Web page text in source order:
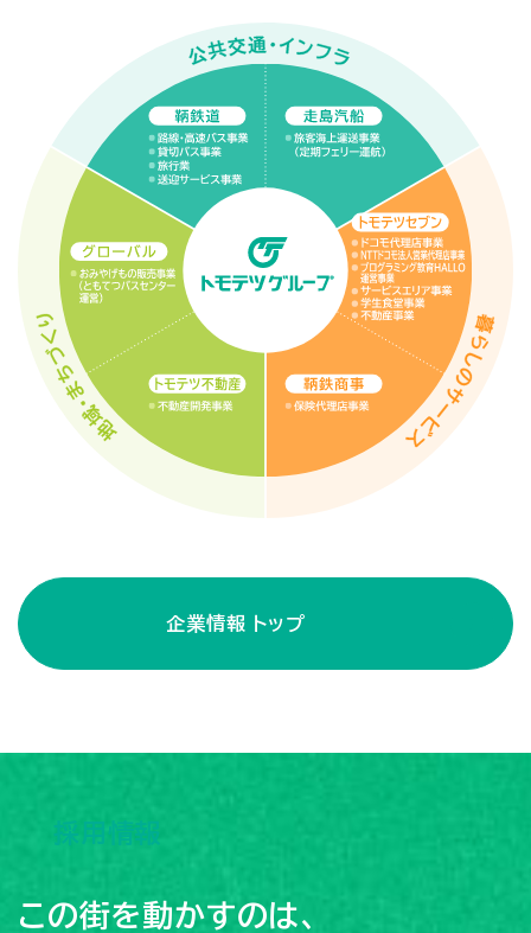
企業情報 トップ
採用情報
この街を動かすのは、